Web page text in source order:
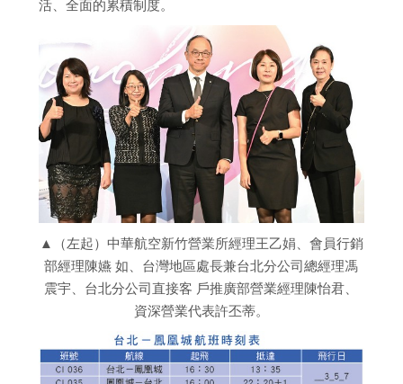
活、全面的累積制度。
▲（左起）中華航空新竹營業所經理王乙娟、會員行銷
部經理陳嬿 如、台灣地區處長兼台北分公司總經理馮
震宇、台北分公司直接客 戶推廣部營業經理陳怡君、
資深營業代表許丕蒂。